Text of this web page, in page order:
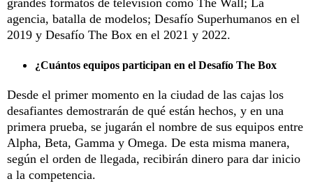
grandes formatos de televisión como The Wall; La
agencia, batalla de modelos; Desafío Superhumanos en el
2019 y Desafío The Box en el 2021 y 2022.
¿Cuántos equipos participan en el Desafío The Box
Desde el primer momento en la ciudad de las cajas los
desafiantes demostrarán de qué están hechos, y en una
primera prueba, se jugarán el nombre de sus equipos entre
Alpha, Beta, Gamma y Omega. De esta misma manera,
según el orden de llegada, recibirán dinero para dar inicio
a la competencia.